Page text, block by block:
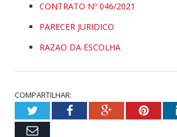
CONTRATO Nº 046/2021
PARECER JURIDICO
RAZAO DA ESCOLHA
COMPARTILHAR:
TwitterFacebookGoogle+
Email